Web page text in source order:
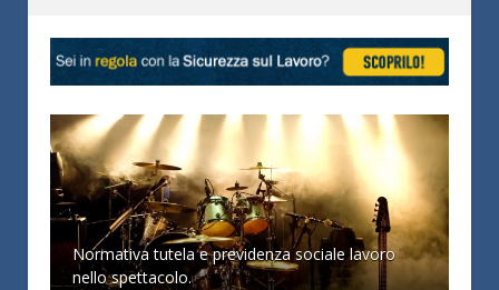
Normativa tutela e previdenza sociale lavoro
nello spettacolo.